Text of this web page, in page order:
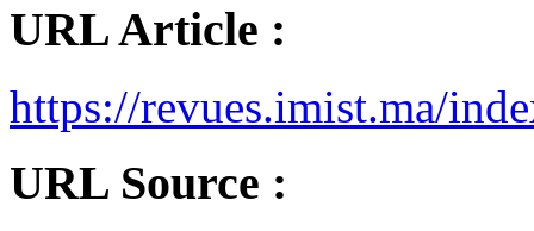
URL Article :
https://revues.imist.ma/
URL Source :